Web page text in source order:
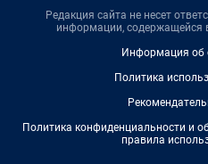
Редакция сайта не несет
информации, содержащейся
Информация об
Политика
Политика конфиденциальности и
правила